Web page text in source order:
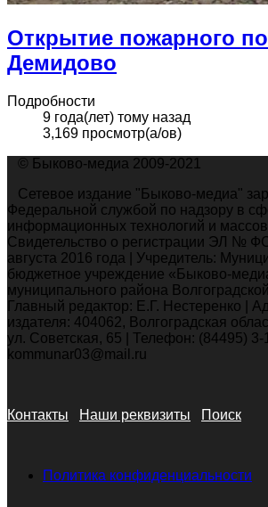
Открытие пожарного
Демидово
Подробности
9 года(лет) тому назад
3,169 просмотр(а/ов)
© Быково-медиа 2009-2021
Сетевое издание "Быково-медиа"
Федеральной службой по надзору в
информационных технологий и
Свидетельство о регистрации ЭЛ №
августа 2016 года | Учредитель:
бюджетное учреждение «Быково-
муниципального района Волгоградской
Главный редактор: Е.Г. Нестеренко |
издателя: 404062, Волгоградская
ул. Советская, 65 | Телефон: (84495) 3-
kommunar03@mail.ru
Контакты Наши реквизиты Поиск
Политика конфиденциальности